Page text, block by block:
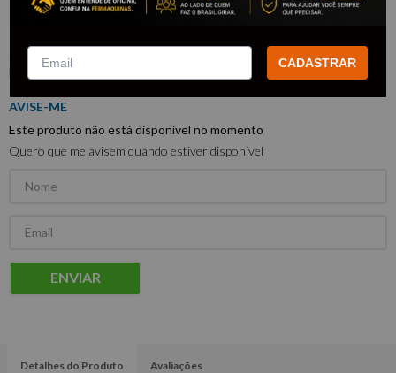
– BAND
4023
BAND EQUIPAMENTOS
Este produto não está disponível no momento
Quero que me avisem quando estiver disponível
ENVIAR
Detalhes do Produto Avaliações
CADASTRAR